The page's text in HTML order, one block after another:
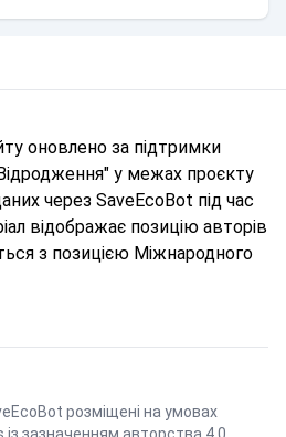
оновлено за підтримки
у межах проєкту
через SaveEcoBot під час
відображає позицію авторів
з позицією Міжнародного
розміщені на умовах